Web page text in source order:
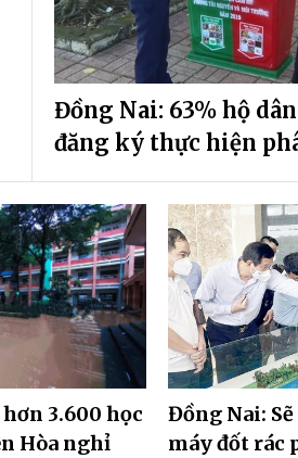
Đồng Nai: 63% hộ
đăng ký thực hiện
3.600 học
Hòa nghỉ
Đồng Nai:
máy đốt rác